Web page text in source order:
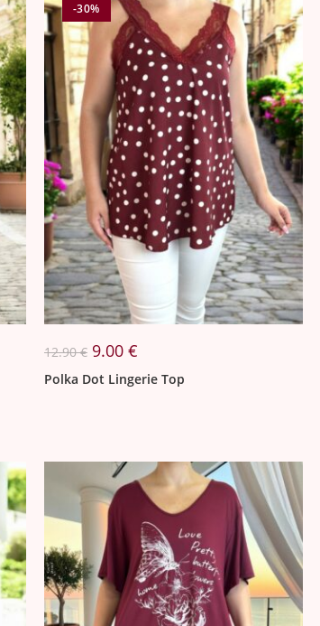
-30%
12.90€ Original
price
was:
12.90 €.
9.00 €Η
τρέχουσα
τιμή
είναι:
Polka Dot Lingerie Top